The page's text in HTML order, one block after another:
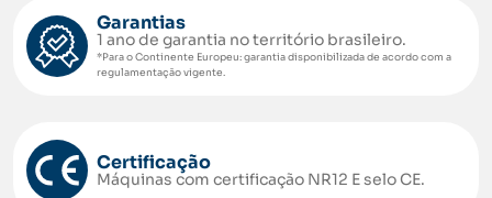
Garantias
1 ano de garantia no território brasileiro.
*Para o Continente Europeu: garantia disponibilizada de acordo com a
regulamentação vigente.
Certificação
Máquinas com certificação NR12 E selo CE.